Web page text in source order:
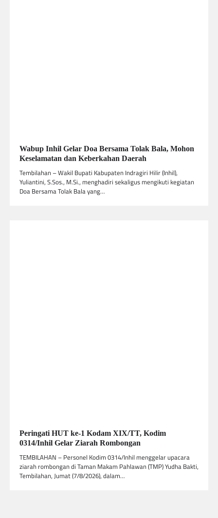
Wabup Inhil Gelar Doa Bersama Tolak Bala, Mohon
Keselamatan dan Keberkahan Daerah
Tembilahan – Wakil Bupati Kabupaten Indragiri Hilir (Inhil),
Yuliantini, S.Sos., M.Si., menghadiri sekaligus mengikuti kegiatan
Doa Bersama Tolak Bala yang…
Peringati HUT ke-1 Kodam XIX/TT, Kodim
0314/Inhil Gelar Ziarah Rombongan
TEMBILAHAN – Personel Kodim 0314/Inhil menggelar upacara
ziarah rombongan di Taman Makam Pahlawan (TMP) Yudha Bakti,
Tembilahan, Jumat (7/8/2026), dalam…